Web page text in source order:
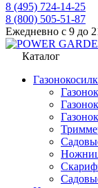
8 (495) 724-14-25
8 (800) 505-51-87
Ежедневно с 9 до
Каталог